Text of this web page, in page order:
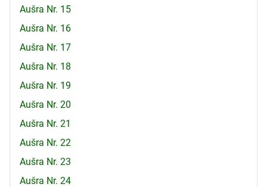
Aušra Nr. 15
Aušra Nr. 16
Aušra Nr. 17
Aušra Nr. 18
Aušra Nr. 19
Aušra Nr. 20
Aušra Nr. 21
Aušra Nr. 22
Aušra Nr. 23
Aušra Nr. 24